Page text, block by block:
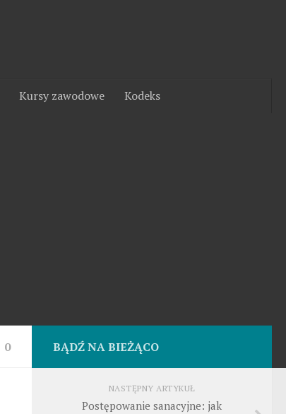
Kursy zawodowe Kodeks
0 BĄDŹ NA BIEŻĄCO
NASTĘPNY ARTYKUŁ
Postępowanie sanacyjne: jak